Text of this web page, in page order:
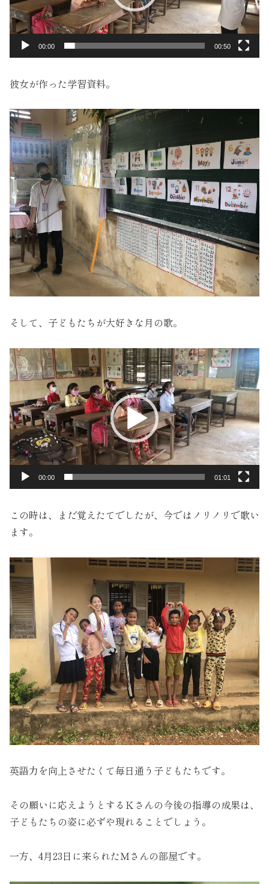
ヤ
ー
00:00 00:50
彼女が作った学習資料。
そして、子どもたちが大好きな月の歌。
動
画
プ
レ
ー
ヤ
ー
00:00 01:01
この時は、まだ覚えたてでしたが、今ではノリノリで歌い
ます。
英語力を向上させたくて毎日通う子どもたちです。
その願いに応えようとするＫさんの今後の指導の成果は、
子どもたちの姿に必ずや現れることでしょう。
一方、4月23日に来られたＭさんの部屋です。